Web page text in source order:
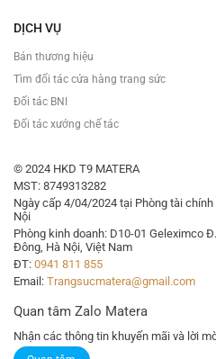
DỊCH VỤ
Bán thương hiệu
Tìm đối tác cửa hàng trang sức
Đối tác BNI
Đối tác xưởng chế tác
© 2024 HKD T9 MATERA
MST: 8749313282
Ngày cấp 4/04/2024 tại Phòng tài
Nội
Phòng kinh doanh: D10-01 Geleximco
Đông, Hà Nội, Việt Nam
ĐT: 0941 811 855
Email: Trangsucmatera@gmail.com
Quan tâm Zalo Matera
Nhận các thông tin khuyến mãi và lời